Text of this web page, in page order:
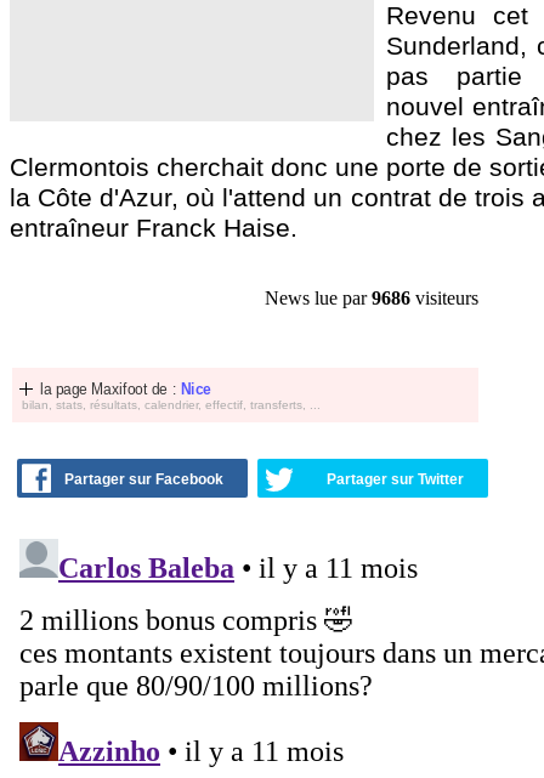
Revenu
Sunderland,
pas
nouvel
chez les
Clermontois cherchait donc une porte de
la Côte d'Azur, où l'attend un contrat de trois
entraîneur Franck Haise.
News lue par9686 visiteurs
la page Maxifoot de : Nice
bilan, stats, résultats, calendrier, effectif, transferts, ...
Partager sur Facebook Partager sur Twitter